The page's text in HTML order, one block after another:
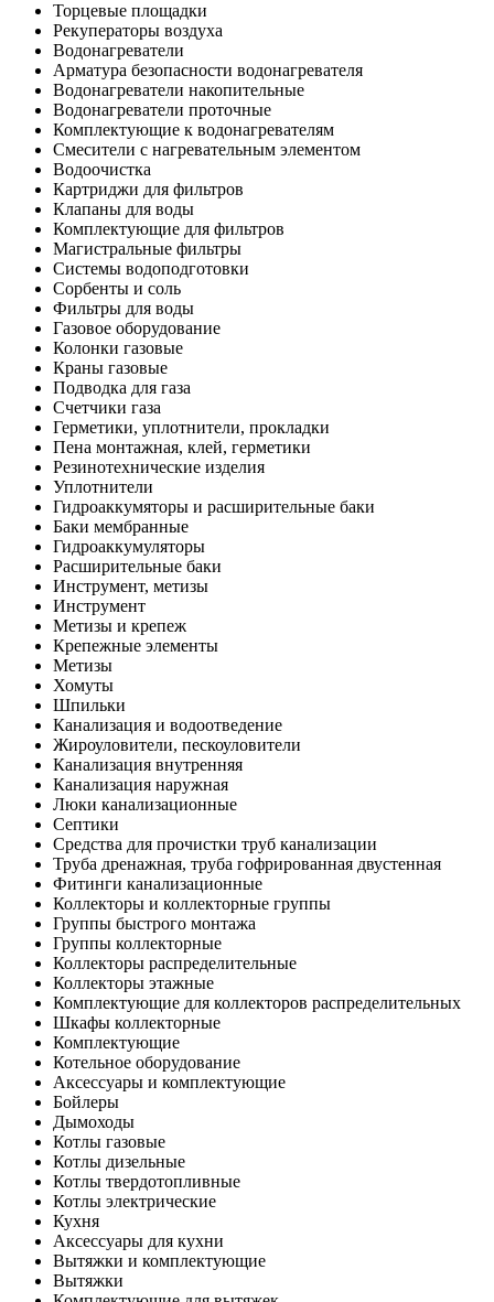
Торцевые площадки
Рекуператоры воздуха
Водонагреватели
Арматура безопасности водонагревателя
Водонагреватели накопительные
Водонагреватели проточные
Комплектующие к водонагревателям
Смесители с нагревательным элементом
Водоочистка
Картриджи для фильтров
Клапаны для воды
Комплектующие для фильтров
Магистральные фильтры
Системы водоподготовки
Сорбенты и соль
Фильтры для воды
Газовое оборудование
Колонки газовые
Краны газовые
Подводка для газа
Счетчики газа
Герметики, уплотнители, прокладки
Пена монтажная, клей, герметики
Резинотехнические изделия
Уплотнители
Гидроаккумяторы и расширительные баки
Баки мембранные
Гидроаккумуляторы
Расширительные баки
Инструмент, метизы
Инструмент
Метизы и крепеж
Крепежные элементы
Метизы
Хомуты
Шпильки
Канализация и водоотведение
Жироуловители, пескоуловители
Канализация внутренняя
Канализация наружная
Люки канализационные
Септики
Средства для прочистки труб канализации
Труба дренажная, труба гофрированная двустенная
Фитинги канализационные
Коллекторы и коллекторные группы
Группы быстрого монтажа
Группы коллекторные
Коллекторы распределительные
Коллекторы этажные
Комплектующие для коллекторов распределительных
Шкафы коллекторные
Комплектующие
Котельное оборудование
Аксессуары и комплектующие
Бойлеры
Дымоходы
Котлы газовые
Котлы дизельные
Котлы твердотопливные
Котлы электрические
Кухня
Аксессуары для кухни
Вытяжки и комплектующие
Вытяжки